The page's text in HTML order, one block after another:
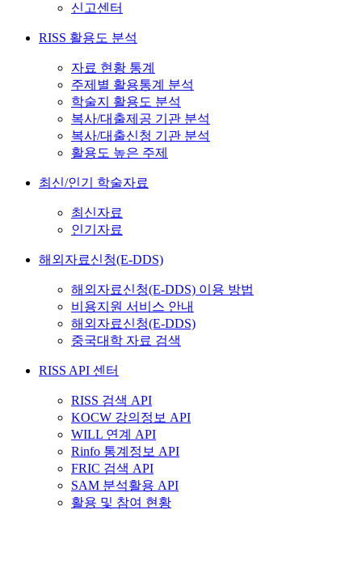
신고센터
RISS 활용도 분석
자료 현황 통계
주제별 활용통계 분석
학술지 활용도 분석
복사/대출제공 기관 분석
복사/대출신청 기관 분석
활용도 높은 주제
최신/인기 학술자료
최신자료
인기자료
해외자료신청(E-DDS)
해외자료신청(E-DDS) 이용 방법
비용지원 서비스 안내
해외자료신청(E-DDS)
중국대학 자료 검색
RISS API 센터
RISS 검색 API
KOCW 강의정보 API
WILL 연계 API
Rinfo 통계정보 API
FRIC 검색 API
SAM 분석활용 API
활용 및 참여 현황